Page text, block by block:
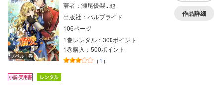
ノベル｜巻
著者：瀬尾優梨...他
出版社：パルプライド
106ページ
1巻レンタル：300ポイント
1巻購入：500ポイント
（1 ）
作品詳細